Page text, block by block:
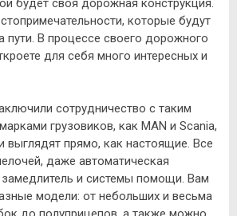
которые будут
пути. В процессе своего дорожного
для себя много интересных и
сотрудничество с таким
грузовиков, как MAN и Scania,
выглядят прямо, как настоящие. Все
даже автоматическая
и системы помощи. Вам
модели: от небольших и весьма